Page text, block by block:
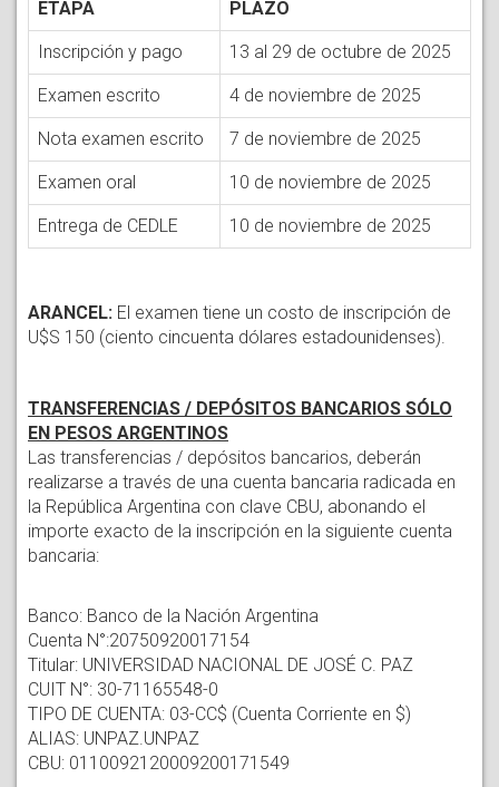
ETAPA PLAZO
Inscripción y pago 13 al 29 de octubre de 2025
Examen escrito 4 de noviembre de 2025
Nota examen escrito 7 de noviembre de 2025
Examen oral 10 de noviembre de 2025
Entrega de CEDLE 10 de noviembre de 2025
ARANCEL: El examen tiene un costo de inscripción de
U$S 150 (ciento cincuenta dólares estadounidenses).
TRANSFERENCIAS / DEPÓSITOS BANCARIOS SÓLO
EN PESOS ARGENTINOS
Las transferencias / depósitos bancarios, deberán
realizarse a través de una cuenta bancaria radicada en
la República Argentina con clave CBU, abonando el
importe exacto de la inscripción en la siguiente cuenta
bancaria:
Banco: Banco de la Nación Argentina
Cuenta N°:20750920017154
Titular: UNIVERSIDAD NACIONAL DE JOSÉ C. PAZ
CUIT N°: 30-71165548-0
TIPO DE CUENTA: 03-CC$ (Cuenta Corriente en $)
ALIAS: UNPAZ.UNPAZ
CBU: 0110092120009200171549